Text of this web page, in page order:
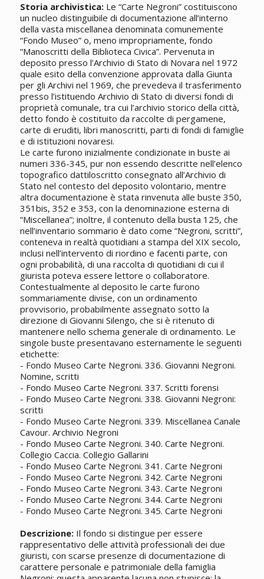
Storia archivistica:Le “Carte Negroni” costituiscono
un nucleo distinguibile di documentazione all’interno
della vasta miscellanea denominata comunemente
“Fondo Museo” o, meno impropriamente, fondo
“Manoscritti della Biblioteca Civica”. Pervenuta in
deposito presso l’Archivio di Stato di Novara nel 1972
quale esito della convenzione approvata dalla Giunta
per gli Archivi nel 1969, che prevedeva il trasferimento
presso l’istituendo Archivio di Stato di diversi fondi di
proprietà comunale, tra cui l’archivio storico della città,
detto fondo è costituito da raccolte di pergamene,
carte di eruditi, libri manoscritti, parti di fondi di famiglie
e di istituzioni novaresi.
Le carte furono inizialmente condizionate in buste ai
numeri 336-345, pur non essendo descritte nell’elenco
topografico dattiloscritto consegnato all’Archivio di
Stato nel contesto del deposito volontario, mentre
altra documentazione è stata rinvenuta alle buste 350,
351bis, 352 e 353, con la denominazione esterna di
“Miscellanea”; inoltre, il contenuto della busta 125, che
nell’inventario sommario è dato come “Negroni, scritti”,
conteneva in realtà quotidiani a stampa del XIX secolo,
inclusi nell’intervento di riordino e facenti parte, con
ogni probabilità, di una raccolta di quotidiani di cui il
giurista poteva essere lettore o collaboratore.
Contestualmente al deposito le carte furono
sommariamente divise, con un ordinamento
provvisorio, probabilmente assegnato sotto la
direzione di Giovanni Silengo, che si è ritenuto di
mantenere nello schema generale di ordinamento. Le
singole buste presentavano esternamente le seguenti
etichette:
- Fondo Museo Carte Negroni. 336. Giovanni Negroni.
Nomine, scritti
- Fondo Museo Carte Negroni. 337. Scritti forensi
- Fondo Museo Carte Negroni. 338. Giovanni Negroni:
scritti
- Fondo Museo Carte Negroni. 339. Miscellanea Canale
Cavour. Archivio Negroni
- Fondo Museo Carte Negroni. 340. Carte Negroni.
Collegio Caccia. Collegio Gallarini
- Fondo Museo Carte Negroni. 341. Carte Negroni
- Fondo Museo Carte Negroni. 342. Carte Negroni
- Fondo Museo Carte Negroni. 343. Carte Negroni
- Fondo Museo Carte Negroni. 344. Carte Negroni
- Fondo Museo Carte Negroni. 345. Carte Negroni
Descrizione:Il fondo si distingue per essere
rappresentativo delle attività professionali dei due
giuristi, con scarse presenze di documentazione di
carattere personale e patrimoniale della famiglia